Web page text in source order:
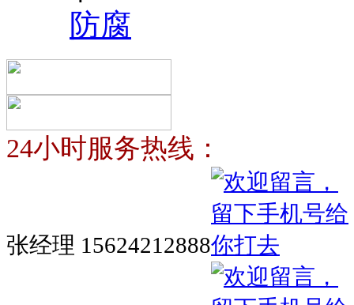
防腐
24小时服务热线：
张经理 15624212888